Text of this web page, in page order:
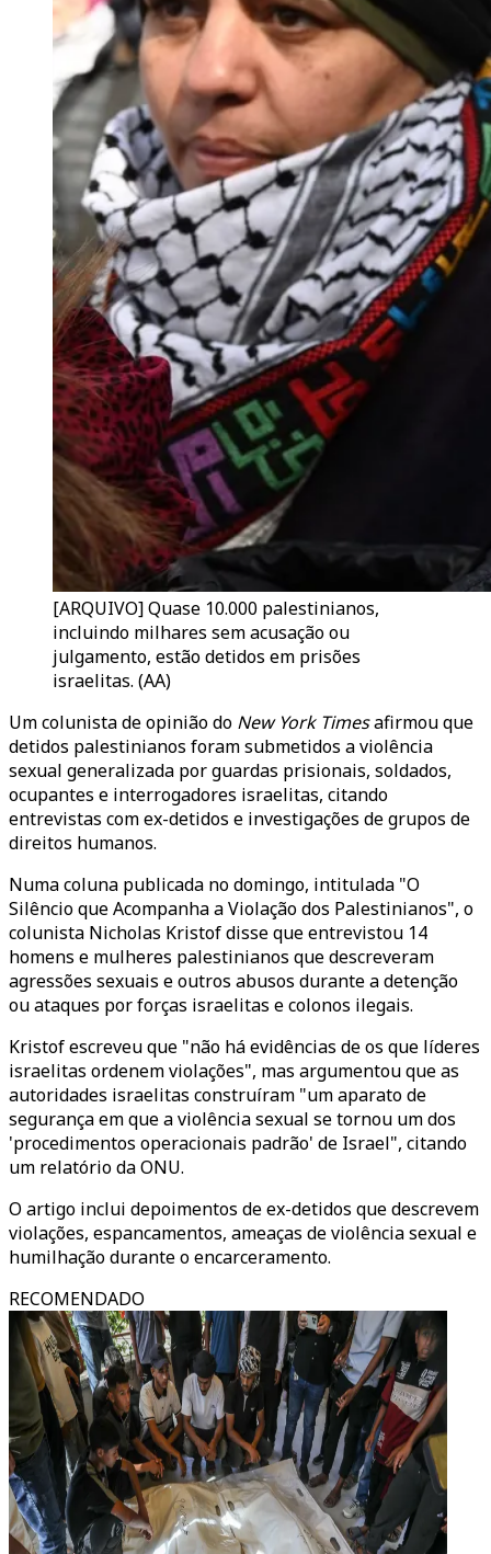
[ARQUIVO] Quase 10.000 palestinianos,
incluindo milhares sem acusação ou
julgamento, estão detidos em prisões
israelitas. (AA)
Um colunista de opinião do New York Timesafirmou que
detidos palestinianos foram submetidos a violência
sexual generalizada por guardas prisionais, soldados,
ocupantes e interrogadores israelitas, citando
entrevistas com ex-detidos e investigações de grupos de
direitos humanos.
Numa coluna publicada no domingo, intitulada "O
Silêncio que Acompanha a Violação dos Palestinianos", o
colunista Nicholas Kristof disse que entrevistou 14
homens e mulheres palestinianos que descreveram
agressões sexuais e outros abusos durante a detenção
ou ataques por forças israelitas e colonos ilegais.
Kristof escreveu que "não há evidências de os que líderes
israelitas ordenem violações", mas argumentou que as
autoridades israelitas construíram "um aparato de
segurança em que a violência sexual se tornou um dos
'procedimentos operacionais padrão' de Israel", citando
um relatório da ONU.
O artigo inclui depoimentos de ex-detidos que descrevem
violações, espancamentos, ameaças de violência sexual e
humilhação durante o encarceramento.
RECOMENDADO